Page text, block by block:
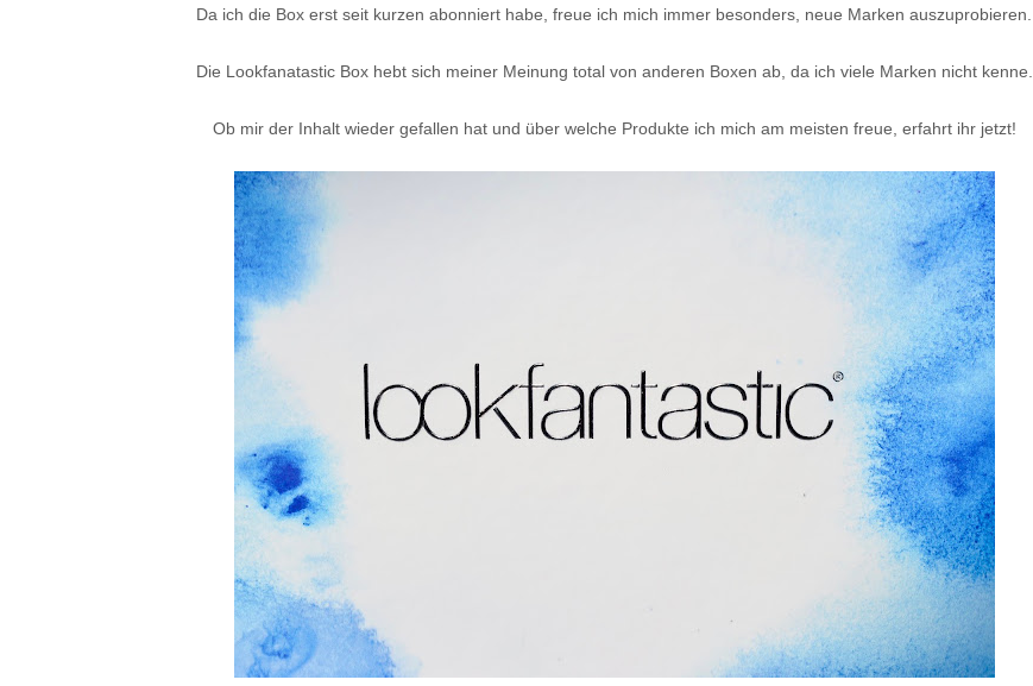
Da ich die Box erst seit kurzen abonniert habe, freue ich mich immer besonders, neue Marken auszuprobieren.
Die Lookfanatastic Box hebt sich meiner Meinung total von anderen Boxen ab, da ich viele Marken nicht kenne.
Ob mir der Inhalt wieder gefallen hat und über welche Produkte ich mich am meisten freue, erfahrt ihr jetzt!